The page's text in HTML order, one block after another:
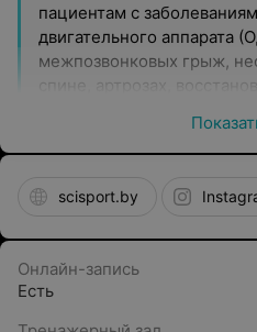
пациентам с
двигательного аппарата
межпозвонковых грыж,
спине, артрозах,
коррекции нарушений
от 7 лет.
Команда профессионалов
С каждым пациентом
профессионалов: врачи
(взрослые, детские),
scisport.by
Онлайн-запись
Есть